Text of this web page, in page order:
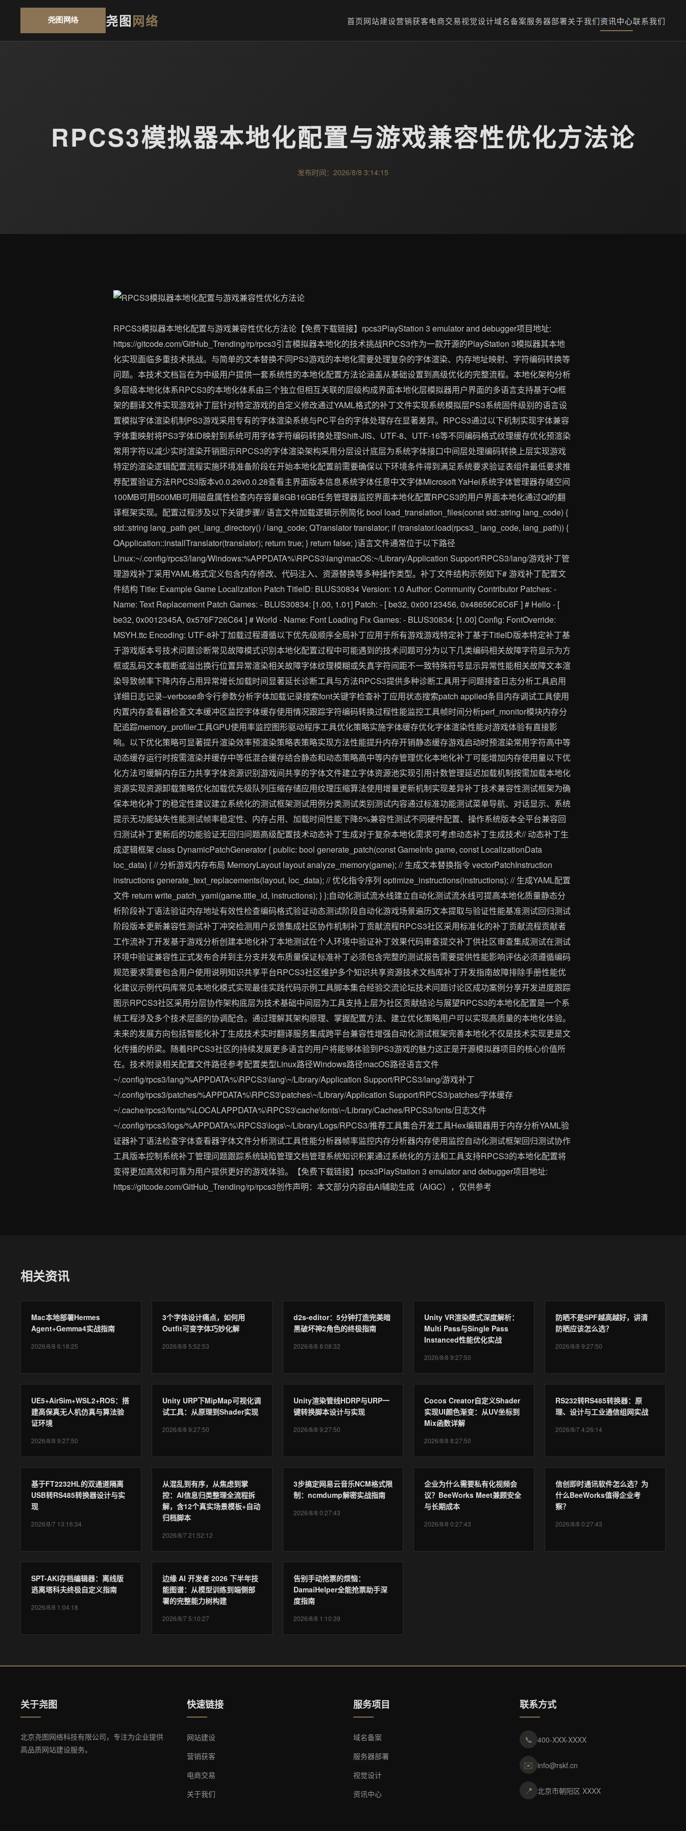
尧图网络 首页网站建设营销获客电商交易视觉设计域名备案服务器部署关于我们资讯中心联系我们
RPCS3模拟器本地化配置与游戏兼容性优化方法论
发布时间：2026/8/8 3:14:15
RPCS3模拟器本地化配置与游戏兼容性优化方法论【免费下载链接】rpcs3PlayStation 3 emulator and debugger项目地址:
https://gitcode.com/GitHub_Trending/rp/rpcs3引言模拟器本地化的技术挑战RPCS3作为一款开源的PlayStation 3模拟器其本地
化实现面临多重技术挑战。与简单的文本替换不同PS3游戏的本地化需要处理复杂的字体渲染、内存地址映射、字符编码转换等
问题。本技术文档旨在为中级用户提供一套系统性的本地化配置方法论涵盖从基础设置到高级优化的完整流程。本地化架构分析
多层级本地化体系RPCS3的本地化体系由三个独立但相互关联的层级构成界面本地化层模拟器用户界面的多语言支持基于Qt框
架的翻译文件实现游戏补丁层针对特定游戏的自定义修改通过YAML格式的补丁文件实现系统模拟层PS3系统固件级别的语言设
置模拟字体渲染机制PS3游戏采用专有的字体渲染系统与PC平台的字体处理存在显著差异。RPCS3通过以下机制实现字体兼容
字体重映射将PS3字体ID映射到系统可用字体字符编码转换处理Shift-JIS、UTF-8、UTF-16等不同编码格式纹理缓存优化预渲染
常用字符以减少实时渲染开销图示RPCS3的字体渲染架构采用分层设计底层为系统字体接口中间层处理编码转换上层实现游戏
特定的渲染逻辑配置流程实施环境准备阶段在开始本地化配置前需要确保以下环境条件得到满足系统要求验证表组件最低要求推
荐配置验证方法RPCS3版本v0.0.26v0.0.28查看主界面版本信息系统字体任意中文字体Microsoft YaHei系统字体管理器存储空间
100MB可用500MB可用磁盘属性检查内存容量8GB16GB任务管理器监控界面本地化配置RPCS3的用户界面本地化通过Qt的翻
译框架实现。配置过程涉及以下关键步骤// 语言文件加载逻辑示例简化 bool load_translation_files(const std::string lang_code) {
std::string lang_path get_lang_directory() / lang_code; QTranslator translator; if (translator.load(rpcs3_ lang_code, lang_path)) {
QApplication::installTranslator(translator); return true; } return false; }语言文件通常位于以下路径
Linux:~/.config/rpcs3/lang/Windows:%APPDATA%\RPCS3\lang\macOS:~/Library/Application Support/RPCS3/lang/游戏补丁管
理游戏补丁采用YAML格式定义包含内存修改、代码注入、资源替换等多种操作类型。补丁文件结构示例如下# 游戏补丁配置文
件结构 Title: Example Game Localization Patch TitleID: BLUS30834 Version: 1.0 Author: Community Contributor Patches: -
Name: Text Replacement Patch Games: - BLUS30834: [1.00, 1.01] Patch: - [ be32, 0x00123456, 0x48656C6C6F ] # Hello - [
be32, 0x0012345A, 0x576F726C64 ] # World - Name: Font Loading Fix Games: - BLUS30834: [1.00] Config: FontOverride:
MSYH.ttc Encoding: UTF-8补丁加载过程遵循以下优先级顺序全局补丁应用于所有游戏游戏特定补丁基于TitleID版本特定补丁基
于游戏版本号技术问题诊断常见故障模式识别本地化配置过程中可能遇到的技术问题可分为以下几类编码相关故障字符显示为方
框或乱码文本截断或溢出换行位置异常渲染相关故障字体纹理模糊或失真字符间距不一致特殊符号显示异常性能相关故障文本渲
染导致帧率下降内存占用异常增长加载时间显著延长诊断工具与方法RPCS3提供多种诊断工具用于问题排查日志分析工具启用
详细日志记录--verbose命令行参数分析字体加载记录搜索font关键字检查补丁应用状态搜索patch applied条目内存调试工具使用
内置内存查看器检查文本缓冲区监控字体缓存使用情况跟踪字符编码转换过程性能监控工具帧时间分析perf_monitor模块内存分
配追踪memory_profiler工具GPU使用率监控图形驱动程序工具优化策略实施字体缓存优化字体渲染性能对游戏体验有直接影
响。以下优化策略可显著提升渲染效率预渲染策略表策略实现方法性能提升内存开销静态缓存游戏启动时预渲染常用字符高中等
动态缓存运行时按需渲染并缓存中等低混合缓存结合静态和动态策略高中等内存管理优化本地化补丁可能增加内存使用量以下优
化方法可缓解内存压力共享字体资源识别游戏间共享的字体文件建立字体资源池实现引用计数管理延迟加载机制按需加载本地化
资源实现资源卸载策略优化加载优先级队列压缩存储应用纹理压缩算法使用增量更新机制实现差异补丁技术兼容性测试框架为确
保本地化补丁的稳定性建议建立系统化的测试框架测试用例分类测试类别测试内容通过标准功能测试菜单导航、对话显示、系统
提示无功能缺失性能测试帧率稳定性、内存占用、加载时间性能下降5%兼容性测试不同硬件配置、操作系统版本全平台兼容回
归测试补丁更新后的功能验证无回归问题高级配置技术动态补丁生成对于复杂本地化需求可考虑动态补丁生成技术// 动态补丁生
成逻辑框架 class DynamicPatchGenerator { public: bool generate_patch(const GameInfo game, const LocalizationData
loc_data) { // 分析游戏内存布局 MemoryLayout layout analyze_memory(game); // 生成文本替换指令 vectorPatchInstruction
instructions generate_text_replacements(layout, loc_data); // 优化指令序列 optimize_instructions(instructions); // 生成YAML配置
文件 return write_patch_yaml(game.title_id, instructions); } };自动化测试流水线建立自动化测试流水线可提高本地化质量静态分
析阶段补丁语法验证内存地址有效性检查编码格式验证动态测试阶段自动化游戏场景遍历文本提取与验证性能基准测试回归测试
阶段版本更新兼容性测试补丁冲突检测用户反馈集成社区协作机制补丁贡献流程RPCS3社区采用标准化的补丁贡献流程贡献者
工作流补丁开发基于游戏分析创建本地化补丁本地测试在个人环境中验证补丁效果代码审查提交补丁供社区审查集成测试在测试
环境中验证兼容性正式发布合并到主分支并发布质量保证标准补丁必须包含完整的测试报告需要提供性能影响评估必须遵循编码
规范要求需要包含用户使用说明知识共享平台RPCS3社区维护多个知识共享资源技术文档库补丁开发指南故障排除手册性能优
化建议示例代码库常见本地化模式实现最佳实践代码示例工具脚本集合经验交流论坛技术问题讨论区成功案例分享开发进度跟踪
图示RPCS3社区采用分层协作架构底层为技术基础中间层为工具支持上层为社区贡献结论与展望RPCS3的本地化配置是一个系
统工程涉及多个技术层面的协调配合。通过理解其架构原理、掌握配置方法、建立优化策略用户可以实现高质量的本地化体验。
未来的发展方向包括智能化补丁生成技术实时翻译服务集成跨平台兼容性增强自动化测试框架完善本地化不仅是技术实现更是文
化传播的桥梁。随着RPCS3社区的持续发展更多语言的用户将能够体验到PS3游戏的魅力这正是开源模拟器项目的核心价值所
在。技术附录相关配置文件路径参考配置类型Linux路径Windows路径macOS路径语言文件
~/.config/rpcs3/lang/%APPDATA%\RPCS3\lang\~/Library/Application Support/RPCS3/lang/游戏补丁
~/.config/rpcs3/patches/%APPDATA%\RPCS3\patches\~/Library/Application Support/RPCS3/patches/字体缓存
~/.cache/rpcs3/fonts/%LOCALAPPDATA%\RPCS3\cache\fonts\~/Library/Caches/RPCS3/fonts/日志文件
~/.config/rpcs3/logs/%APPDATA%\RPCS3\logs\~/Library/Logs/RPCS3/推荐工具集合开发工具Hex编辑器用于内存分析YAML验
证器补丁语法检查字体查看器字体文件分析测试工具性能分析器帧率监控内存分析器内存使用监控自动化测试框架回归测试协作
工具版本控制系统补丁管理问题跟踪系统缺陷管理文档管理系统知识积累通过系统化的方法和工具支持RPCS3的本地化配置将
变得更加高效和可靠为用户提供更好的游戏体验。【免费下载链接】rpcs3PlayStation 3 emulator and debugger项目地址:
https://gitcode.com/GitHub_Trending/rp/rpcs3创作声明：本文部分内容由AI辅助生成（AIGC），仅供参考
相关资讯
Mac本地部署Hermes
Agent+Gemma4实战指南
2026/8/8 6:18:25
3个字体设计痛点，如何用
Outfit可变字体巧妙化解
2026/8/8 5:52:53
d2s-editor：5分钟打造完美暗
黑破坏神2角色的终极指南
2026/8/8 8:08:32
Unity VR渲染模式深度解析：
Multi Pass与Single Pass
Instanced性能优化实战
2026/8/8 9:27:50
防晒不是SPF越高越好，讲清
防晒应该怎么选？
2026/8/8 9:27:50
UE5+AirSim+WSL2+ROS：搭
建高保真无人机仿真与算法验
证环境
2026/8/8 9:27:50
Unity URP下MipMap可视化调
试工具：从原理到Shader实现
2026/8/8 9:27:50
Unity渲染管线HDRP与URP一
键转换脚本设计与实现
2026/8/8 9:27:50
Cocos Creator自定义Shader
实现UI颜色渐变：从UV坐标到
Mix函数详解
2026/8/8 8:27:50
RS232转RS485转换器：原
理、设计与工业通信组网实战
2026/8/7 4:26:14
基于FT2232HL的双通道隔离
USB转RS485转换器设计与实
现
2026/8/7 13:16:34
从混乱到有序，从焦虑到掌
控：AI信息归类整理全流程拆
解，含12个真实场景模板+自动
归档脚本
2026/8/7 21:52:12
3步搞定网易云音乐NCM格式限
制：ncmdump解密实战指南
2026/8/8 0:27:43
企业为什么需要私有化视频会
议？BeeWorks Meet兼顾安全
与长期成本
2026/8/8 0:27:43
信创即时通讯软件怎么选？为
什么BeeWorks值得企业考
察？
2026/8/8 0:27:43
SPT-AKI存档编辑器：离线版
逃离塔科夫终极自定义指南
2026/8/8 1:04:18
边缘 AI 开发者 2026 下半年技
能图谱：从模型训练到端侧部
署的完整能力树构建
2026/8/7 5:10:27
告别手动抢票的烦恼：
DamaiHelper全能抢票助手深
度指南
2026/8/8 1:10:39
关于尧图
北京尧图网络科技有限公司，专注为企业提供
高品质网站建设服务。
快速链接
网站建设
营销获客
电商交易
关于我们
服务项目
域名备案
服务器部署
视觉设计
资讯中心
联系方式
📞 400-XXX-XXXX
✉️ info@rskf.cn
📍 北京市朝阳区 XXXX